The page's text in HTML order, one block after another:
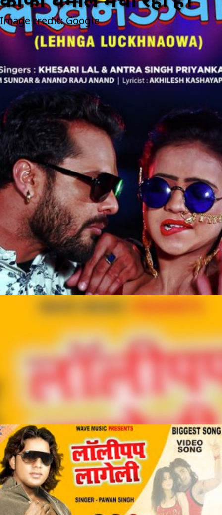
Web Story
‘लॉलीपॉप लागेलू’ , गाना
भारत के भोजपुरी भाषी क्षेत्रों
में बहुत लोकप्रिय है।
Image credit: Google